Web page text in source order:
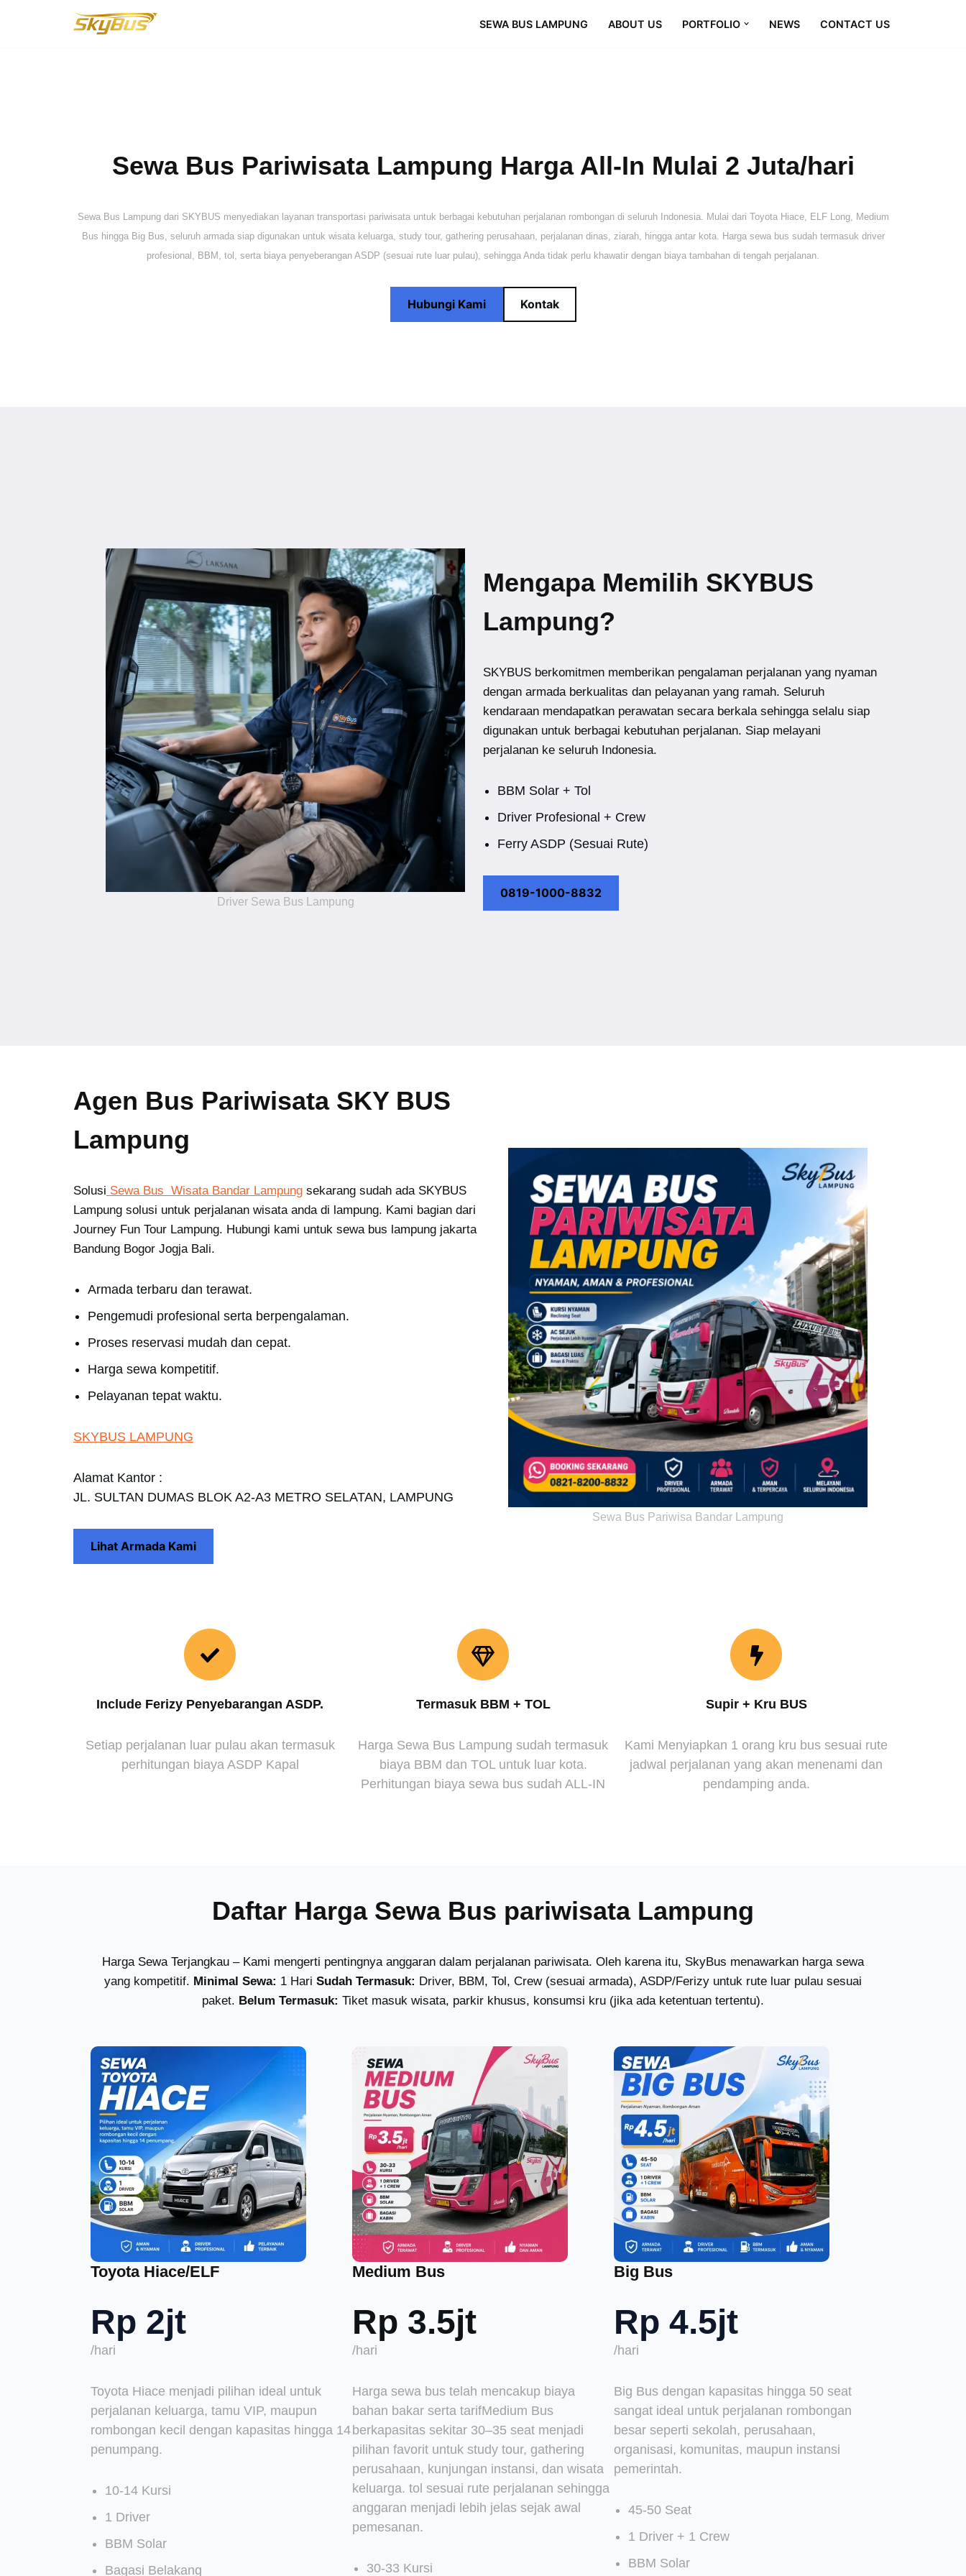
SEWA BUS LAMPUNG ABOUT US PORTFOLIO NEWS CONTACT US
Sewa Bus Pariwisata Lampung Harga All-In Mulai 2 Juta/hari
Sewa Bus Lampung dari SKYBUS menyediakan layanan transportasi pariwisata untuk berbagai kebutuhan perjalanan rombongan di seluruh Indonesia. Mulai dari Toyota Hiace, ELF Long, Medium
Bus hingga Big Bus, seluruh armada siap digunakan untuk wisata keluarga, study tour, gathering perusahaan, perjalanan dinas, ziarah, hingga antar kota. Harga sewa bus sudah termasuk driver
profesional, BBM, tol, serta biaya penyeberangan ASDP (sesuai rute luar pulau), sehingga Anda tidak perlu khawatir dengan biaya tambahan di tengah perjalanan.
Hubungi Kami Kontak
Driver Sewa Bus Lampung
Mengapa Memilih SKYBUS
Lampung?
SKYBUS berkomitmen memberikan pengalaman perjalanan yang nyaman
dengan armada berkualitas dan pelayanan yang ramah. Seluruh
kendaraan mendapatkan perawatan secara berkala sehingga selalu siap
digunakan untuk berbagai kebutuhan perjalanan. Siap melayani
perjalanan ke seluruh Indonesia.
BBM Solar + Tol
Driver Profesional + Crew
Ferry ASDP (Sesuai Rute)
0819-1000-8832
Agen Bus Pariwisata SKY BUS
Lampung
Solusi Sewa Bus Wisata Bandar Lampung sekarang sudah ada SKYBUS
Lampung solusi untuk perjalanan wisata anda di lampung. Kami bagian dari
Journey Fun Tour Lampung. Hubungi kami untuk sewa bus lampung jakarta
Bandung Bogor Jogja Bali.
Armada terbaru dan terawat.
Pengemudi profesional serta berpengalaman.
Proses reservasi mudah dan cepat.
Harga sewa kompetitif.
Pelayanan tepat waktu.
SKYBUS LAMPUNG
Alamat Kantor :
JL. SULTAN DUMAS BLOK A2-A3 METRO SELATAN, LAMPUNG
Lihat Armada Kami
Sewa Bus Pariwisa Bandar Lampung
Include Ferizy Penyebarangan ASDP.
Setiap perjalanan luar pulau akan termasuk
perhitungan biaya ASDP Kapal
Termasuk BBM + TOL
Harga Sewa Bus Lampung sudah termasuk
biaya BBM dan TOL untuk luar kota.
Perhitungan biaya sewa bus sudah ALL-IN
Supir + Kru BUS
Kami Menyiapkan 1 orang kru bus sesuai rute
jadwal perjalanan yang akan menenami dan
pendamping anda.
Daftar Harga Sewa Bus pariwisata Lampung
Harga Sewa Terjangkau – Kami mengerti pentingnya anggaran dalam perjalanan pariwisata. Oleh karena itu, SkyBus menawarkan harga sewa
yang kompetitif. Minimal Sewa: 1 Hari Sudah Termasuk: Driver, BBM, Tol, Crew (sesuai armada), ASDP/Ferizy untuk rute luar pulau sesuai
paket. Belum Termasuk: Tiket masuk wisata, parkir khusus, konsumsi kru (jika ada ketentuan tertentu).
Toyota Hiace/ELF
Rp 2jt
/hari
Toyota Hiace menjadi pilihan ideal untuk
perjalanan keluarga, tamu VIP, maupun
rombongan kecil dengan kapasitas hingga 14
penumpang.
10-14 Kursi
1 Driver
BBM Solar
Bagasi Belakang
Medium Bus
Rp 3.5jt
/hari
Harga sewa bus telah mencakup biaya
bahan bakar serta tarifMedium Bus
berkapasitas sekitar 30–35 seat menjadi
pilihan favorit untuk study tour, gathering
perusahaan, kunjungan instansi, dan wisata
keluarga. tol sesuai rute perjalanan sehingga
anggaran menjadi lebih jelas sejak awal
pemesanan.
30-33 Kursi
Big Bus
Rp 4.5jt
/hari
Big Bus dengan kapasitas hingga 50 seat
sangat ideal untuk perjalanan rombongan
besar seperti sekolah, perusahaan,
organisasi, komunitas, maupun instansi
pemerintah.
45-50 Seat
1 Driver + 1 Crew
BBM Solar